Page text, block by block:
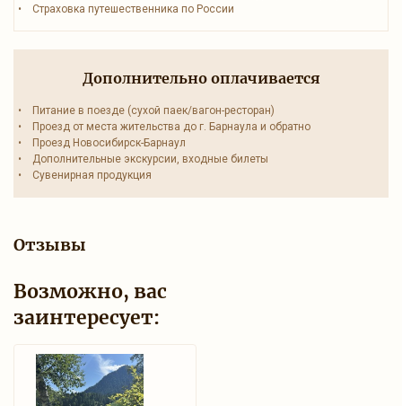
• Страховка путешественника по России
Дополнительно оплачивается
• Питание в поезде (сухой паек/вагон-ресторан)
• Проезд от места жительства до г. Барнаула и обратно
• Проезд Новосибирск-Барнаул
• Дополнительные экскурсии, входные билеты
• Сувенирная продукция
Отзывы
Возможно, вас
заинтересует: